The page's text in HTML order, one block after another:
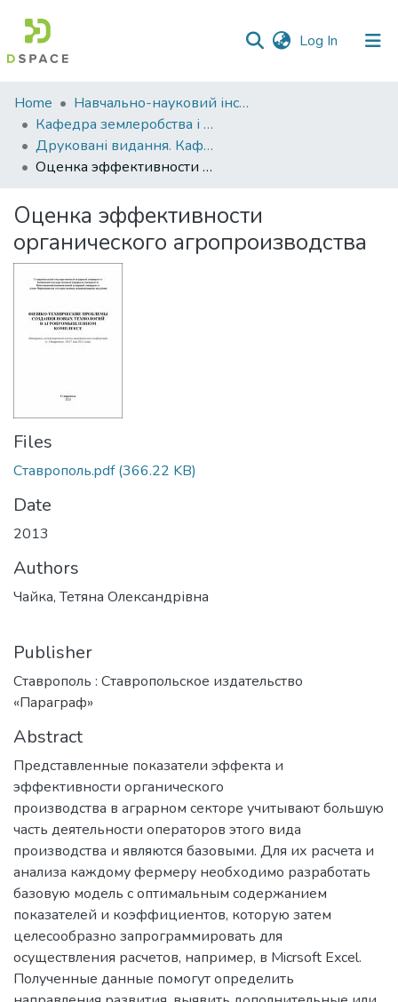
Log In (current)
Communities
&
Collections
All of DSpace
Statistics
Home
Навчально-науковий інститут агротехнологій, селекції та екології
Кафедра землеробства і агрохімії ім. В.І.Сазанова
Друковані видання. Кафедра землеробства і агрохімії ім. В.І.Сазанова
Оценка эффективности органического агропроизводства
Оценка эффективности
органического агропроизводства
Files
Ставрополь.pdf(366.22 KB)
Date
2013
Authors
Чайка, Тетяна Олександрівна
Publisher
Ставрополь : Ставропольское издательство
«Параграф»
Abstract
Представленные показатели эффекта и
эффективности органического
производства в аграрном секторе учитывают большую
часть деятельности операторов этого вида
производства и являются базовыми. Для их расчета и
анализа каждому фермеру необходимо разработать
базовую модель с оптимальным содержанием
показателей и коэффициентов, которую затем
целесообразно запрограммировать для
осуществления расчетов, например, в Micrsoft Excel.
Полученные данные помогут определить